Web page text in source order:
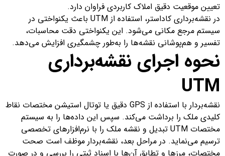
تعیین موقعیت دقیق املاک کاربردی فراوان دارد.
در نقشه‌برداری کاداستر، استفاده از UTM باعث یکنواختی در
سیستم مرجع مکانی می‌شود. این یکنواختی دقت محاسبات،
تفسیر و هم‌پوشانی نقشه‌ها را به‌طور چشمگیری افزایش می‌دهد.
نحوه اجرای نقشه‌برداری
UTM
نقشه‌بردار با استفاده از GPS دقیق یا توتال استیشن مختصات نقاط
کلیدی ملک را برداشت می‌کند. سپس این داده‌ها را به سیستم
مختصات UTM تبدیل و نقشه ملک را با نرم‌افزارهای تخصصی
ترسیم می‌نماید. در مراحل بعد، نقشه‌بردار موظف است صحت
مختصات، مرزها و تطابق آن‌ها با اسناد ثبتی را بررسی و در صورت